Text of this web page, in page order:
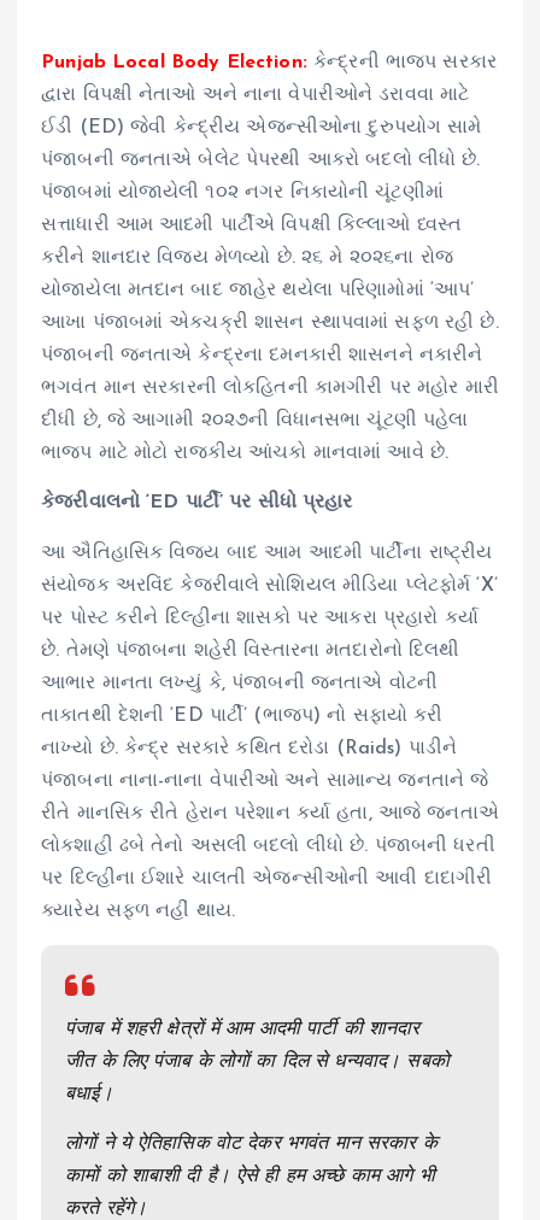
Punjab Local Body Election:કેન્દ્રની ભાજપ સરકાર
દ્વારા વિપક્ષી નેતાઓ અને નાના વેપારીઓને ડરાવવા માટે
ઈડી (ED) જેવી કેન્દ્રીય એજન્સીઓના દુરુપયોગ સામે
પંજાબની જનતાએ બેલેટ પેપરથી આકરો બદલો લીધો છે.
પંજાબમાં યોજાયેલી ૧૦૨ નગર નિકાયોની ચૂંટણીમાં
સત્તાધારી આમ આદમી પાર્ટીએ વિપક્ષી કિલ્લાઓ ધ્વસ્ત
કરીને શાનદાર વિજય મેળવ્યો છે. ૨૬ મે ૨૦૨૬ના રોજ
યોજાયેલા મતદાન બાદ જાહેર થયેલા પરિણામોમાં ‘આપ’
આખા પંજાબમાં એકચક્રી શાસન સ્થાપવામાં સફળ રહી છે.
પંજાબની જનતાએ કેન્દ્રના દમનકારી શાસનને નકારીને
ભગવંત માન સરકારની લોકહિતની કામગીરી પર મહોર મારી
દીધી છે, જે આગામી ૨૦૨૭ની વિધાનસભા ચૂંટણી પહેલા
ભાજપ માટે મોટો રાજકીય આંચકો માનવામાં આવે છે.
કેજરીવાલનો ‘ED પાર્ટી’ પર સીધો પ્રહાર
આ ઐતિહાસિક વિજય બાદ આમ આદમી પાર્ટીના રાષ્ટ્રીય
સંયોજક અરવિંદ કેજરીવાલે સોશિયલ મીડિયા પ્લેટફોર્મ ‘X’
પર પોસ્ટ કરીને દિલ્હીના શાસકો પર આકરા પ્રહારો કર્યા
છે. તેમણે પંજાબના શહેરી વિસ્તારના મતદારોનો દિલથી
આભાર માનતા લખ્યું કે, પંજાબની જનતાએ વોટની
તાકાતથી દેશની ‘ED પાર્ટી’ (ભાજપ) નો સફાયો કરી
નાખ્યો છે. કેન્દ્ર સરકારે કથિત દરોડા (Raids) પાડીને
પંજાબના નાના-નાના વેપારીઓ અને સામાન્ય જનતાને જે
રીતે માનસિક રીતે હેરાન પરેશાન કર્યા હતા, આજે જનતાએ
લોકશાહી ઢબે તેનો અસલી બદલો લીધો છે. પંજાબની ધરતી
પર દિલ્હીના ઈશારે ચાલતી એજન્સીઓની આવી દાદાગીરી
ક્યારેય સફળ નહીં થાય.
पंजाब में शहरी क्षेत्रों में आम आदमी पार्टी की शानदार
जीत के लिए पंजाब के लोगों का दिल से धन्यवाद। सबको
बधाई।
लोगों ने ये ऐतिहासिक वोट देकर भगवंत मान सरकार के
कामों को शाबाशी दी है। ऐसे ही हम अच्छे काम आगे भी
करते रहेंगे।